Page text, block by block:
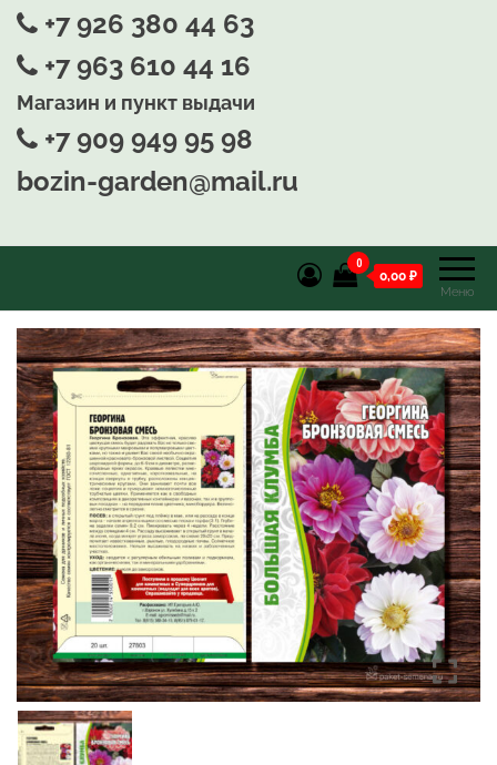
+7 926 380 44 63
+7 963 610 44 16
Магазин и пункт выдачи
+7 909 949 95 98
bozin-garden@mail.ru
Меню
0
0,00 ₽